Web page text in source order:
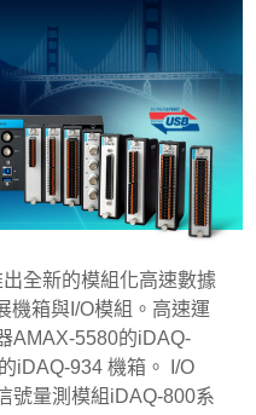
全新的模組化高速數據
機箱與I/O模組。高速運
AMAX-5580的iDAQ-
iDAQ-934 機箱。 I/O
號量測模組iDAQ-800系